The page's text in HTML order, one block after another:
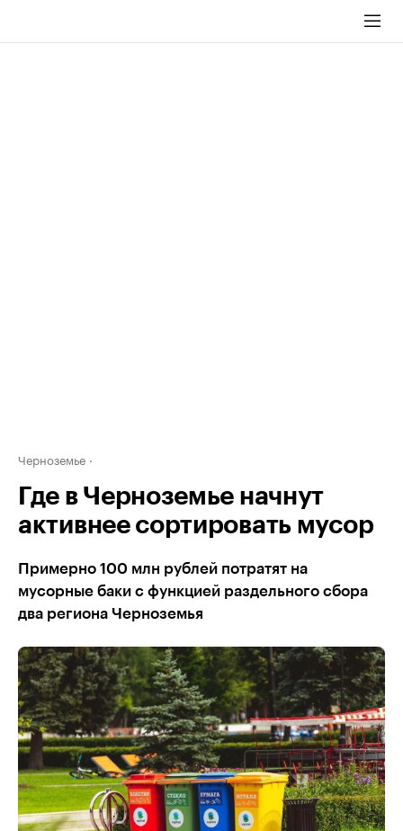
Черноземье
Где в Черноземье начнут
активнее сортировать мусор
Примерно 100 млн рублей потратят на
мусорные баки с функцией раздельного сбора
два региона Черноземья